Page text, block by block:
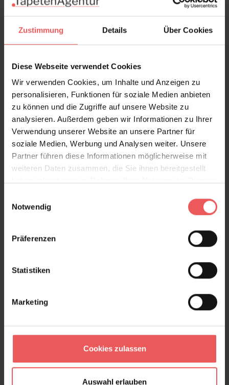
Zustimmung Details Über Cookies
Diese Webseite verwendet Cookies
Wir verwenden Cookies, um Inhalte und Anzeigen zu
personalisieren, Funktionen für soziale Medien anbieten
zu können und die Zugriffe auf unsere Website zu
analysieren. Außerdem geben wir Informationen zu Ihrer
Verwendung unserer Website an unsere Partner für
soziale Medien, Werbung und Analysen weiter. Unsere
Partner führen diese Informationen möglicherweise mit
weiteren Daten zusammen, die Sie ihnen bereitgestellt
Notwendig
Präferenzen
Statistiken
Marketing
Cookies zulassen
Auswahl erlauben